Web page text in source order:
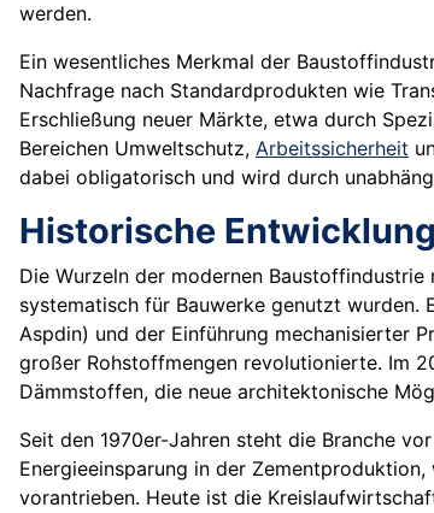
werden.
Ein wesentliches Merkmal der
Nachfrage nach Standardprodukten wie
Erschließung neuer Märkte, etwa durch
Bereichen Umweltschutz, Arbeitssicherheit
dabei obligatorisch und wird durch
Historische Entwicklung
Die Wurzeln der modernen
systematisch für Bauwerke genutzt
Aspdin) und der Einführung mechanisierter
großer Rohstoffmengen revolutionierte. Im
Dämmstoffen, die neue architektonische
Seit den 1970er-Jahren steht die Branche
Energieeinsparung in der
vorantrieben. Heute ist die